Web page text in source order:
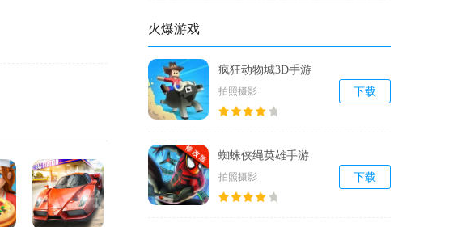
火爆游戏
疯狂动物城3D手游
拍照摄影 下载
蜘蛛侠绳英雄手游
拍照摄影 下载